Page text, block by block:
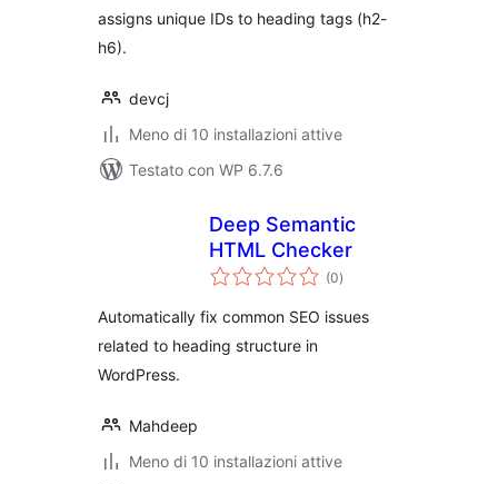
assigns unique IDs to heading tags (h2-
h6).
devcj
Meno di 10 installazioni attive
Testato con WP 6.7.6
Deep Semantic
HTML Checker
(0valutazioni
totali
)
Automatically fix common SEO issues
related to heading structure in
WordPress.
Mahdeep
Meno di 10 installazioni attive